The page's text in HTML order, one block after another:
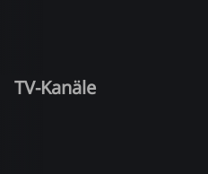
TV-Kanäle